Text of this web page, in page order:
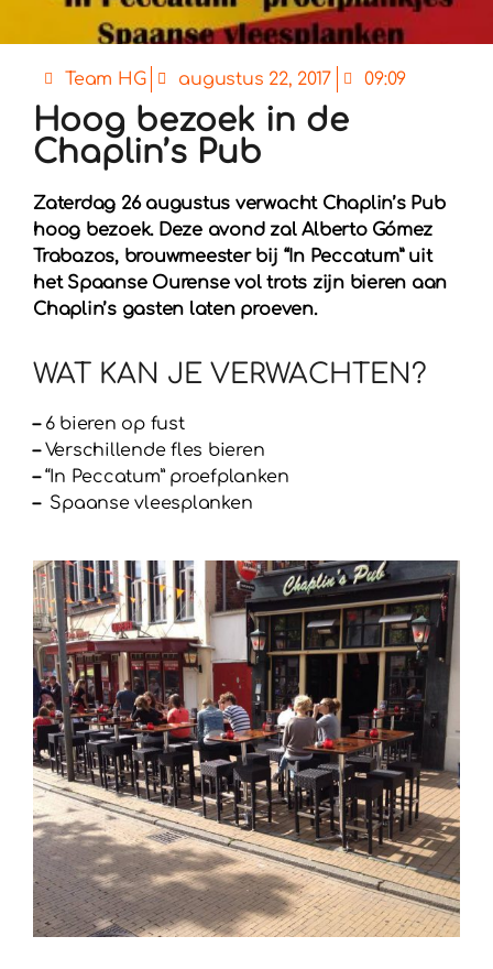
Team HG augustus 22, 2017 09:09
Hoog bezoek in de
Chaplin’s Pub
Zaterdag 26 augustus verwacht Chaplin’s Pub
hoog bezoek. Deze avond zal Alberto Gómez
Trabazos, brouwmeester bij “In Peccatum” uit
het Spaanse Ourense vol trots zijn bieren aan
Chaplin’s gasten laten proeven.
WAT KAN JE VERWACHTEN?
–6 bieren op fust
–Verschillende fles bieren
–“In Peccatum” proefplanken
–Spaanse vleesplanken